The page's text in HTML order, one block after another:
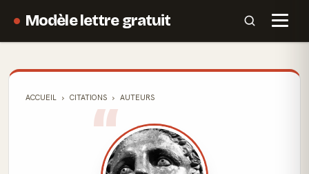
Modèle lettre gratuit
ACCUEIL CITATIONS AUTEURS